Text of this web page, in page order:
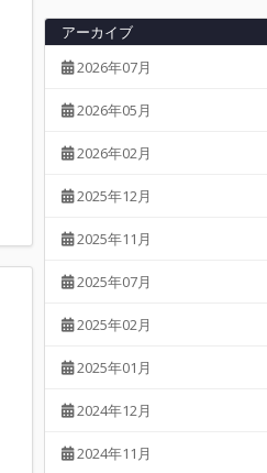
アーカイブ
2026年07月
2026年05月
2026年02月
2025年12月
2025年11月
2025年07月
2025年02月
2025年01月
2024年12月
2024年11月